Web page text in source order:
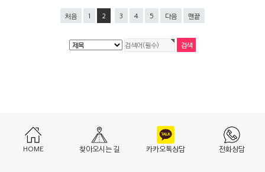
처음 1 2 3 4 5 다음 맨끝
HOME 찾아오시는 길 카카오톡상담 전화상담